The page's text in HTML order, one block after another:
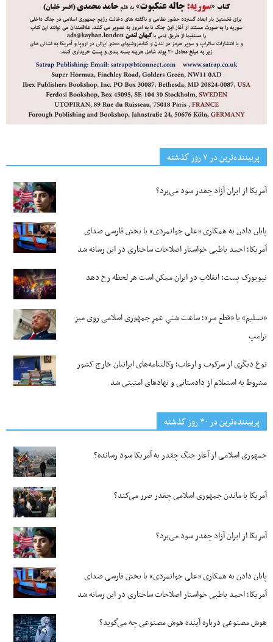
پربیننده‌ترین‌ در ۷ روز گذشته
آمریکا از ایران آزاد چقدر سود می‌برد؟
پایان دادن به همکاری «علی جوانمردی» با بخش فارسی صدای
آمریکا؛ احمد باطبی خواستار اصلاحات ساختاری در این رسانه شد
نیویورک پست: انقلاب در ایران ممکن است هر لحظه رخ دهد
«تسلیم» یا «قطع سر»؛ ساعت شنیِ عمرِ جمهوری اسلامی روی میز
ترامپ
نوع دیگری از سرکوب و ارعاب؛ وکالتنامه‌های ایرانیان خارج کشور
مشروط به استعلام از دادستانی و نهادهای امنیتی شد
پربیننده‌ترین‌ در ۳۰ روز گذشته
جمهوری اسلامی از آغاز جنگ چقدر به آمریکا سود رسانده؟
آمریکا با ماندن جمهوری اسلامی چقدر ضرر می‌کند؟
آمریکا از ایران آزاد چقدر سود می‌برد؟
پایان دادن به همکاری «علی جوانمردی» با بخش فارسی صدای
آمریکا؛ احمد باطبی خواستار اصلاحات ساختاری در این رسانه شد
هوش مصنوعی درباره آینده هوش مصنوعی چه می‌گوید؟